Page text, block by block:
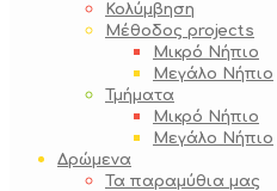
Κολύμβηση
Μέθοδος projects
Μικρό Νήπιο
Μεγάλο Νήπιο
Τμήματα
Μικρό Νήπιο
Μεγάλο Νήπιο
Δρώμενα
Τα παραμύθια μας